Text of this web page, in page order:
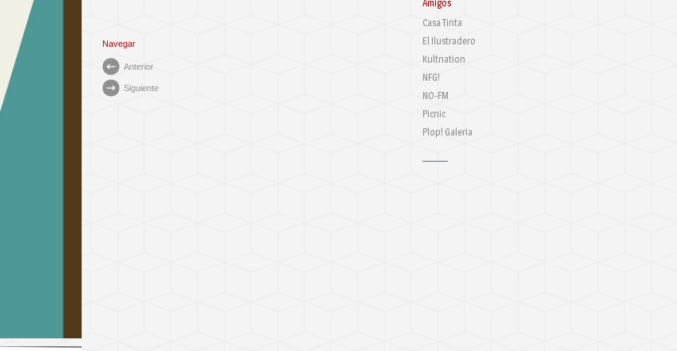
Navegar
Anterior
Siguiente
Amigos
Casa Tinta
El Ilustradero
Kultnation
NFG!
NO-FM
Picnic
Plop! Galeria